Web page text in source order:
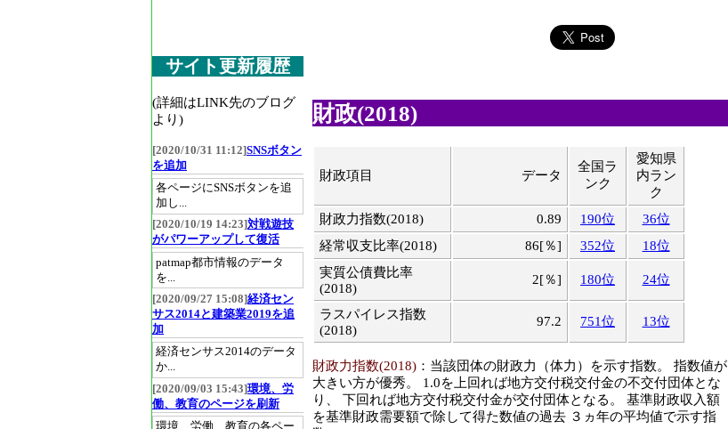
財政(2018)
財政項目 データ
全国ラ
ンク
愛知県
内ラン
ク
財政力指数(2018)
0.89 190位
36位
経常収支比率(2018)
86[％] 352位
18位
実質公債費比率
(2018)
2[％] 180位 24位
ラスパイレス指数
(2018)
97.2 751位 13位
財政力指数(2018) ：当該団体の財政力（体力）を示す指数。 指数値が
大きい方が優秀。 1.0を上回れば地方交付税交付金の不交付団体とな
り、 下回れば地方交付税交付金が交付団体となる。 基準財政収入額
を基準財政需要額で除して得た数値の過去 ３ヵ年の平均値で示す指
サイト更新履歴
(詳細はLINK先のブログ
より)
[2020/10/31 11:12]SNSボタン
を追加
各ページにSNSボタンを追
加し...
[2020/10/19 14:23]対戦遊技
がパワーアップして復活
patmap都市情報のデータ
を...
[2020/09/27 15:08]経済セン
サス2014と建築業2019を追
加
経済センサス2014のデータ
か...
[2020/09/03 15:43]環境、労
働、教育のページを刷新
環境、労働、教育の各ペー